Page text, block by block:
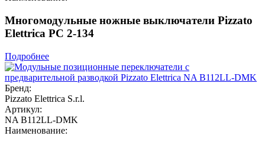
Многомодульные ножные выключатели Pizzato
Elettrica PC 2-134
Подробнее
Бренд:
Pizzato Elettrica S.r.l.
Артикул:
NA B112LL-DMK
Наименование: